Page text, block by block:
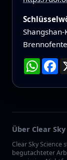
Über Clear Sky
Clear Sky
begutachteter